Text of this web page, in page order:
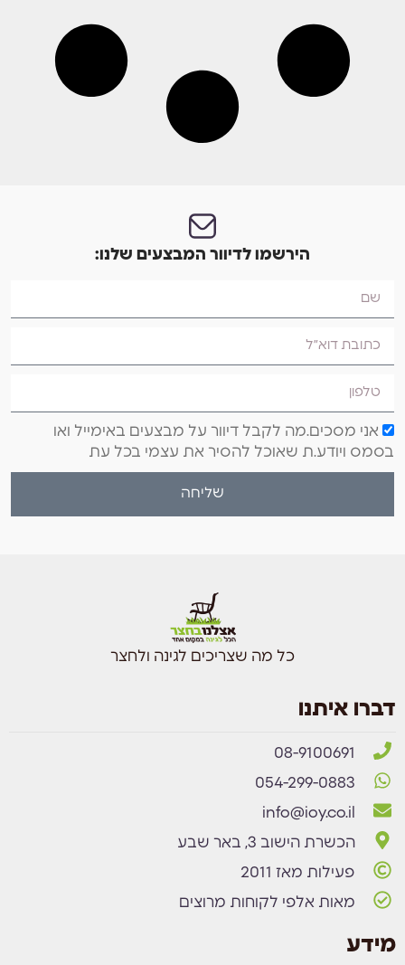
הירשמו לדיוור המבצעים שלנו:
אני מסכים.מה לקבל דיוור על מבצעים באימייל ואו
בסמס ויודע.ת שאוכל להסיר את עצמי בכל עת
שליחה
כל מה שצריכים לגינה ולחצר
דברו איתנו
08-9100691
054-299-0883
info@ioy.co.il
הכשרת הישוב 3, באר שבע
פעילות מאז 2011
מאות אלפי לקוחות מרוצים
מידע